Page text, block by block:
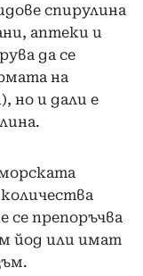
спирулина
аптеки и
да се
на
но и дали е
се препоръчва
йод или имат